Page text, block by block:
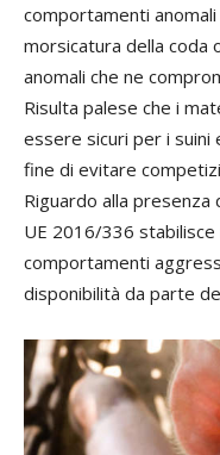
comportamenti anomali
morsicatura della coda
anomali che ne
Risulta palese che i
essere sicuri per i suini
fine di evitare
Riguardo alla presenza
UE 2016/336
comportamenti
disponibilità da parte